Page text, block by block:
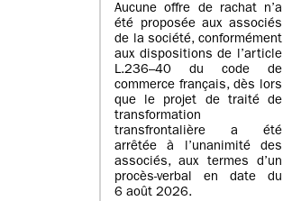
Aucune offre de rachat n’a
été proposée aux associés
de la société, conformément
aux dispositions de l’article
L.236–40 du code de
commerce français, dès lors
que le projet de traité de
transformation
transfrontalière a été
arrêtée à l’unanimité des
associés, aux termes d’un
procès-verbal en date du
6 août 2026.